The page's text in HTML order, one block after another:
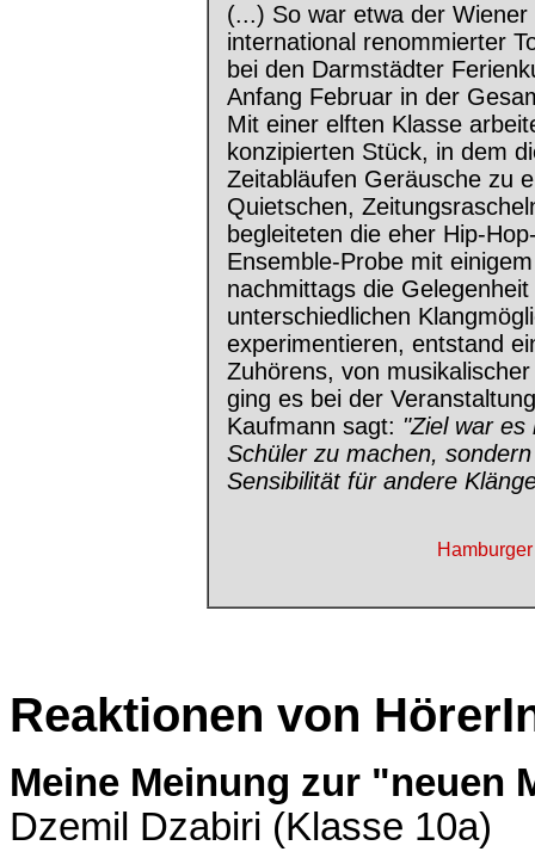
(...) So war etwa der
international renommierter
bei den Darmstädter
Anfang Februar in der
Mit einer elften Klasse
konzipierten Stück, in dem
Zeitabläufen Geräusche zu
Quietschen,
begleiteten die eher Hip-
Ensemble-Probe mit
nachmittags die
unterschiedlichen
experimentieren, entstand
Zuhörens, von
ging es bei der
Kaufmann sagt: "Ziel war
Schüler zu machen,
Sensibilität für andere
Reaktionen von
Meine Meinung zur "neuen
Dzemil Dzabiri (Klasse 10a)